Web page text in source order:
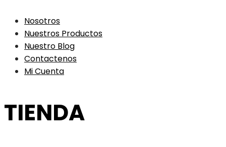
Nosotros
Nuestros Productos
Nuestro Blog
Contactenos
Mi Cuenta
TIENDA